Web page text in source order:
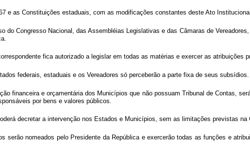
e as Constituições estaduais, com as modificações constantes deste Ato
do Congresso Nacional, das Assembléias Legislativas e das Câmaras de
fica autorizado a legislar em todas as matérias e exercer as
federais, estaduais e os Vereadores só perceberão a parte fixa de seus subsídios.
financeira e orçamentária dos Municípios que não possuam Tribunal de Contas,
por bens e valores públicos.
decretar a intervenção nos Estados e Municípios, sem as limitações previstas na
serão nomeados pelo Presidente da República e exercerão todas as funções e